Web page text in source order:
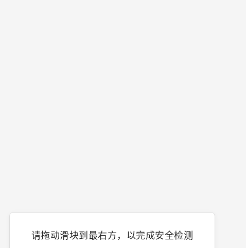
请拖动滑块到最右方，以完成安全检测